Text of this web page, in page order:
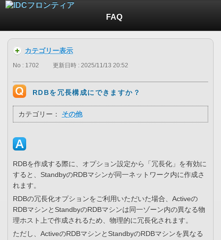
FAQ
カテゴリー表示
No : 1702 更新日時 : 2025/11/13 20:52
RDBを冗長構成にできますか？
カテゴリー： その他
RDBを作成する際に、オプション設定から「冗長化」を有効に
すると、StandbyのRDBマシンが同一ネットワーク内に作成さ
れます。
RDBの冗長化オプションをご利用いただいた場合、Activeの
RDBマシンとStandbyのRDBマシンは同一ゾーン内の異なる物
理ホスト上で作成されるため、物理的に冗長化されます。
ただし、ActiveのRDBマシンとStandbyのRDBマシンを異なる